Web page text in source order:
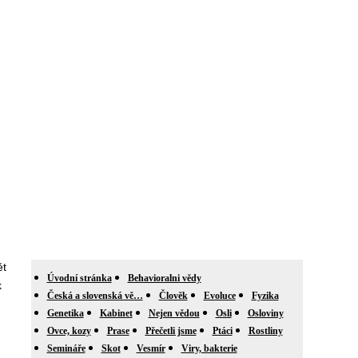
Úvodní stránka
Behavioralni vědy
Česká a slovenská vě…
Člověk Evoluce
Fyzika
Genetika
Kabinet Nejen vědou Osli
Osloviny
Ovce, kozy
Prase Přečetli jsme Ptáci
Rostliny
Semináře
Skot Vesmír
Viry, bakterie